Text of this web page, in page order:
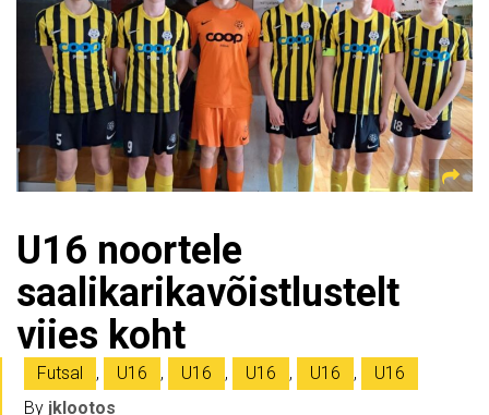
U16 noortele
saalikarikavõistlustelt
viies koht
Futsal , U16 , U16 , U16 , U16 ,
U16
By jklootos